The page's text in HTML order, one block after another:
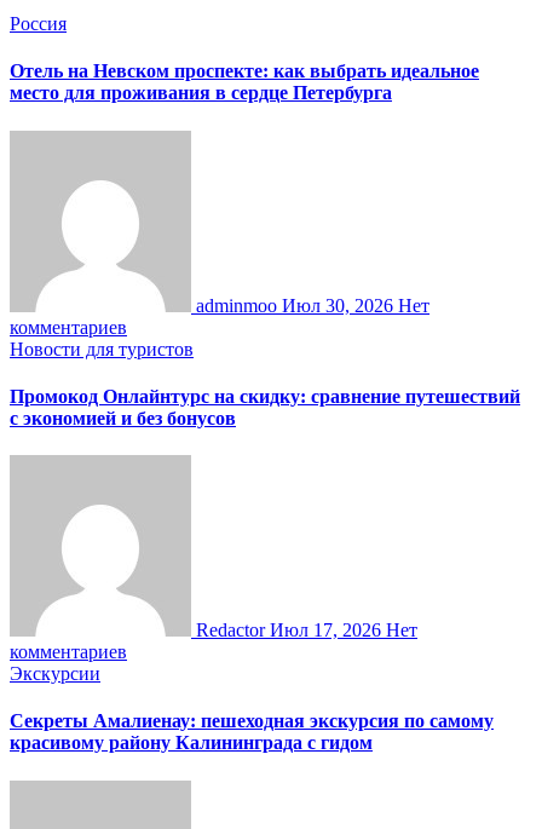
Россия
Отель на Невском проспекте: как выбрать идеальное
место для проживания в сердце Петербурга
adminmoo Июл 30, 2026 Нет
комментариев
Новости для туристов
Промокод Онлайнтурс на скидку: сравнение путешествий
с экономией и без бонусов
RedactorИюл 17, 2026 Нет
комментариев
Экскурсии
Секреты Амалиенау: пешеходная экскурсия по самому
красивому району Калининграда с гидом